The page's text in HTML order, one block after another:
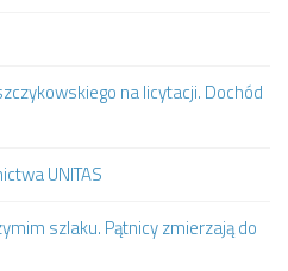
na licytacji. Dochód
UNITAS
szlaku. Pątnicy zmierzają do